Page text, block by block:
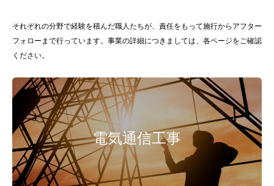
それぞれの分野で経験を積んだ職人たちが、責任をもって施行からアフター
フォローまで行っています。事業の詳細につきましては、各ページをご確認
ください。
電気通信工事